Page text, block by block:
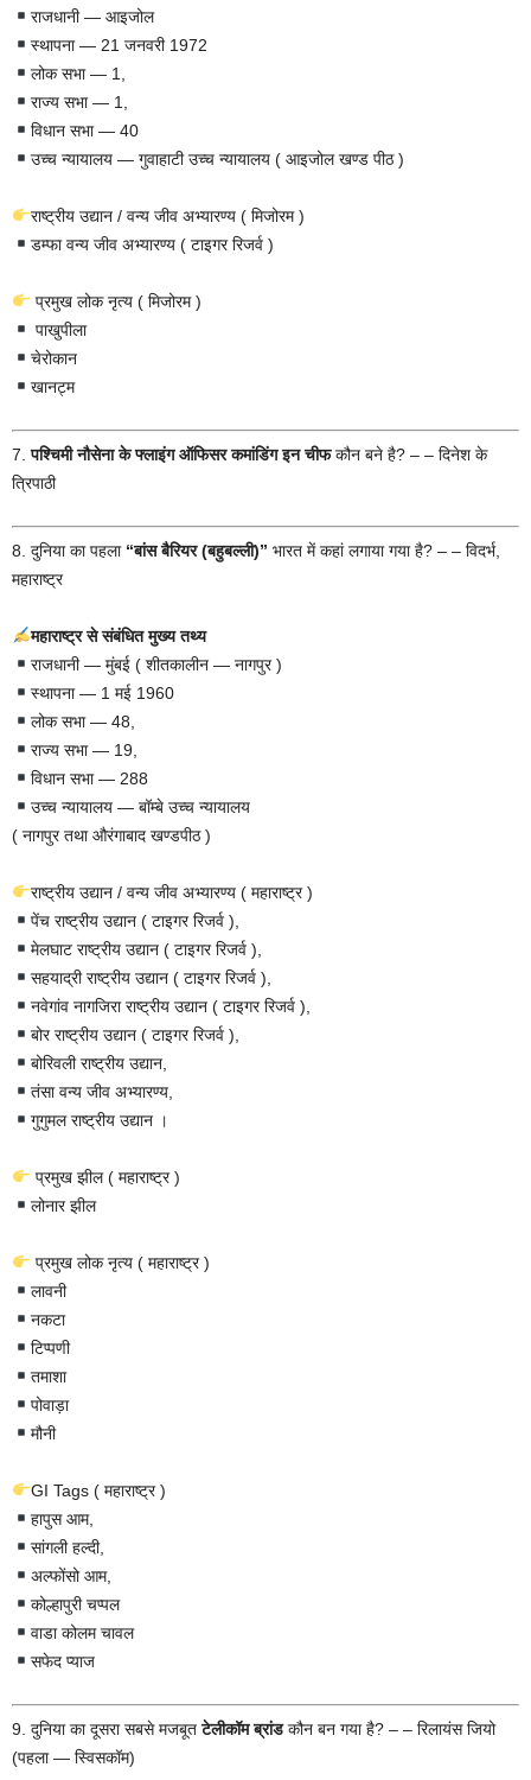
राजधानी — आइजोल
स्थापना — 21 जनवरी 1972
लोक सभा — 1,
राज्य सभा — 1,
विधान सभा — 40
उच्च न्यायालय — गुवाहाटी उच्च न्यायालय ( आइजोल खण्ड पीठ )
राष्ट्रीय उद्यान / वन्य जीव अभ्यारण्य ( मिजोरम )
डम्फा वन्य जीव अभ्यारण्य ( टाइगर रिजर्व )
प्रमुख लोक नृत्य ( मिजोरम )
पाखुपीला
चेरोकान
खानट्म
7.पश्चिमी नौसेना के फ्लाइंग ऑफिसर कमांडिंग इन चीफकौन बने है? – – दिनेश के
त्रिपाठी
8. दुनिया का पहला “बांस बैरियर (बहुबल्ली)” भारत में कहां लगाया गया है? – – विदर्भ,
महाराष्ट्र
महाराष्ट्र से संबंधित मुख्य तथ्य
राजधानी — मुंबई ( शीतकालीन — नागपुर )
स्थापना — 1 मई 1960
लोक सभा — 48,
राज्य सभा — 19,
विधान सभा — 288
उच्च न्यायालय — बॉम्बे उच्च न्यायालय
( नागपुर तथा औरंगाबाद खण्डपीठ )
राष्ट्रीय उद्यान / वन्य जीव अभ्यारण्य ( महाराष्ट्र )
पेंच राष्ट्रीय उद्यान ( टाइगर रिजर्व ),
मेलघाट राष्ट्रीय उद्यान ( टाइगर रिजर्व ),
सहयाद्री राष्ट्रीय उद्यान ( टाइगर रिजर्व ),
नवेगांव नागजिरा राष्ट्रीय उद्यान ( टाइगर रिजर्व ),
बोर राष्ट्रीय उद्यान ( टाइगर रिजर्व ),
बोरिवली राष्ट्रीय उद्यान,
तंसा वन्य जीव अभ्यारण्य,
गुगुमल राष्ट्रीय उद्यान ।
प्रमुख झील ( महाराष्ट्र )
लोनार झील
प्रमुख लोक नृत्य ( महाराष्ट्र )
लावनी
नकटा
टिप्पणी
तमाशा
पोवाड़ा
मौनी
GI Tags ( महाराष्ट्र )
हापुस आम,
सांगली हल्दी,
अल्फोंसो आम,
कोल्हापुरी चप्पल
वाडा कोलम चावल
सफेद प्याज
9. दुनिया का दूसरा सबसे मजबूतटेलीकॉम ब्रांडकौन बन गया है? – – रिलायंस जियो
(पहला — स्विसकॉम)